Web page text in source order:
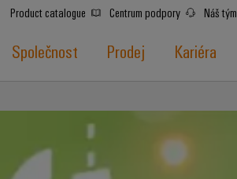
Product catalogue Centrum podpory Náš tým
Společnost Prodej Kariéra